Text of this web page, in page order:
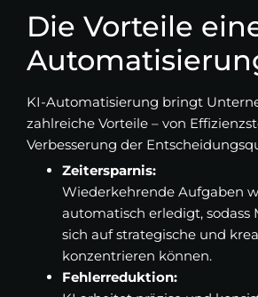
Die Vorteile
KI-Automatisierung bringt
zahlreiche Vorteile – von
Verbesserung der
Zeitersparnis:
Wiederkehrende Aufgaben
automatisch erledigt, sodass
sich auf strategische und
konzentrieren können.
Fehlerreduktion: